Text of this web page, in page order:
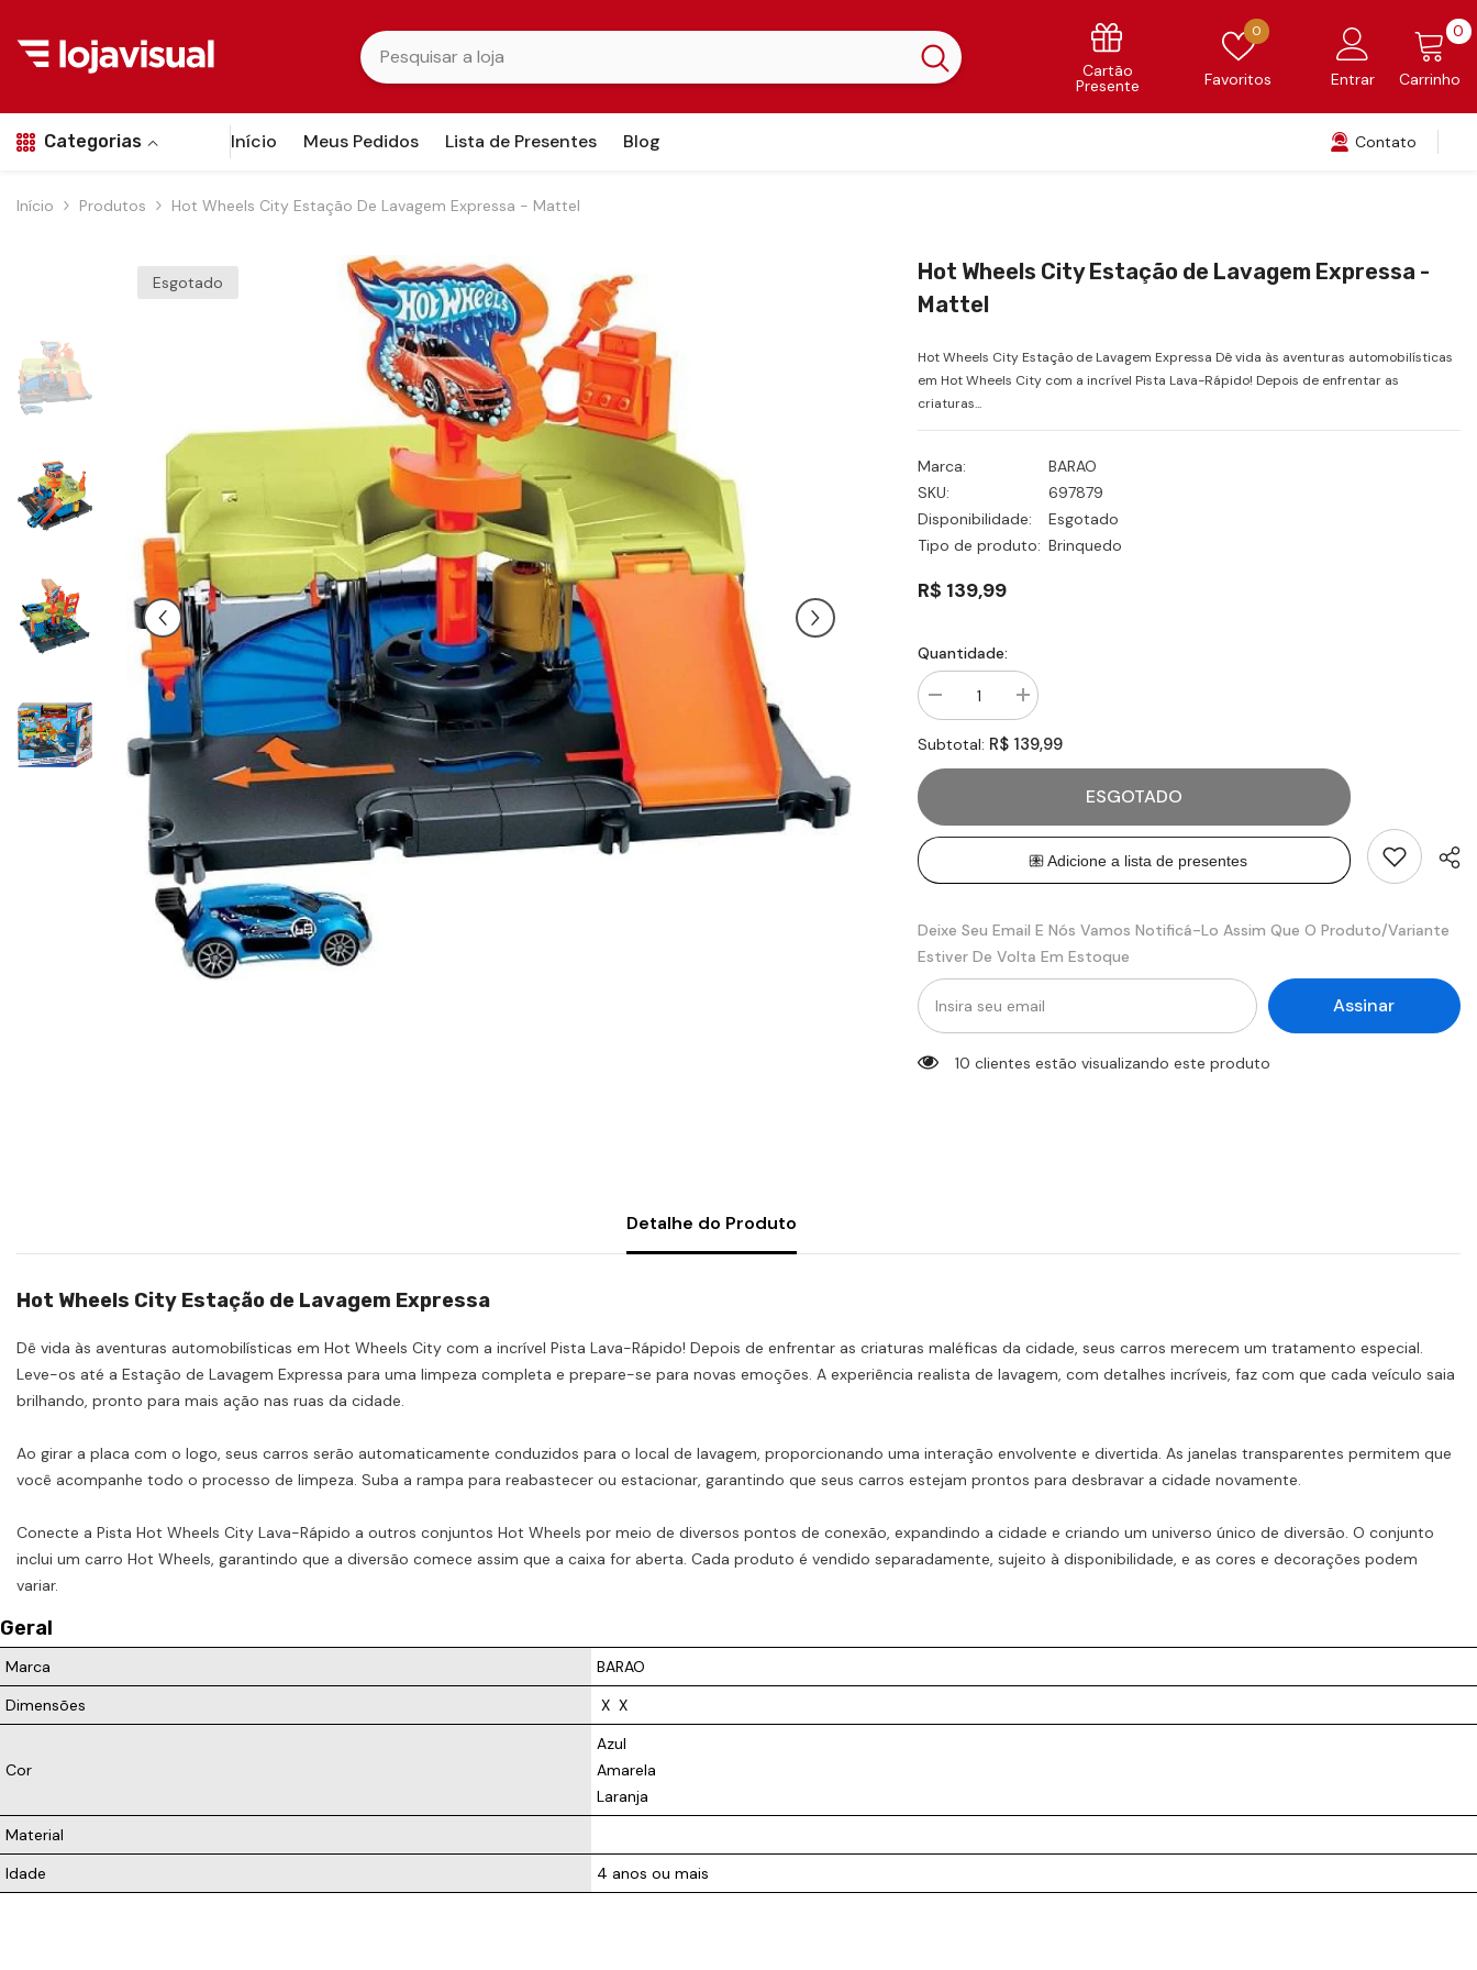
Cartão
Presente Favoritos
0 Favoritos
Entrar Carrinho
0 0
Categorias Início Meus Pedidos Lista de Presentes Blog Contato
Início Produtos Hot Wheels City Estação De Lavagem Expressa - Mattel
Esgotado
Hot Wheels City Estação de Lavagem Expressa -
Mattel
Hot Wheels City Estação de Lavagem Expressa Dê vida às aventuras automobilísticas
em Hot Wheels City com a incrível Pista Lava-Rápido! Depois de enfrentar as
criaturas...
Marca:
BARAO
SKU:
697879
Disponibilidade:
Esgotado
Tipo de produto: Brinquedo
R$ 139,99
Quantidade:
Diminuir
quantidade
para
Hot
Wheels
Lavagem
Mattel
Aumentar
quantidade
para
Hot
Wheels
Lavagem
Expressa
Mattel
Subtotal: R$ 139,99
ESGOTADO
Deixe Seu Email E Nós Vamos Notificá-Lo Assim Que O Produto/variante
Estiver De Volta Em Estoque
Assinar
10 clientes estão visualizando este produto
Detalhe do Produto
Hot Wheels City Estação de Lavagem Expressa
Dê vida às aventuras automobilísticas em Hot Wheels City com a incrível Pista Lava-Rápido! Depois de enfrentar as criaturas maléficas da cidade, seus carros merecem um tratamento especial.
Leve-os até a Estação de Lavagem Expressa para uma limpeza completa e prepare-se para novas emoções. A experiência realista de lavagem, com detalhes incríveis, faz com que cada veículo saia
brilhando, pronto para mais ação nas ruas da cidade.
Ao girar a placa com o logo, seus carros serão automaticamente conduzidos para o local de lavagem, proporcionando uma interação envolvente e divertida. As janelas transparentes permitem que
você acompanhe todo o processo de limpeza. Suba a rampa para reabastecer ou estacionar, garantindo que seus carros estejam prontos para desbravar a cidade novamente.
Conecte a Pista Hot Wheels City Lava-Rápido a outros conjuntos Hot Wheels por meio de diversos pontos de conexão, expandindo a cidade e criando um universo único de diversão. O conjunto
inclui um carro Hot Wheels, garantindo que a diversão comece assim que a caixa for aberta. Cada produto é vendido separadamente, sujeito à disponibilidade, e as cores e decorações podem
variar.
Geral
Marca
BARAO
Dimensões
X X
Cor
Azul
Amarela
Laranja
Material
Idade
4 anos ou mais